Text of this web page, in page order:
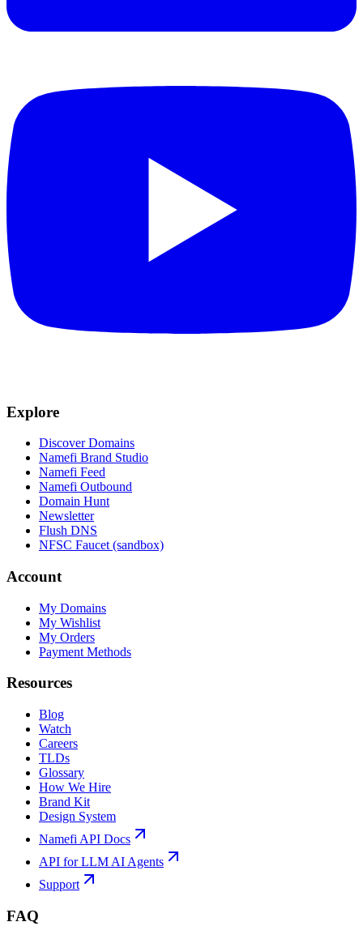
Explore
Discover Domains
Namefi Brand Studio
Namefi Feed
Namefi Outbound
Domain Hunt
Newsletter
Flush DNS
NFSC Faucet (sandbox)
Account
My Domains
My Wishlist
My Orders
Payment Methods
Resources
Blog
Watch
Careers
TLDs
Glossary
How We Hire
Brand Kit
Design System
Namefi API Docs
API for LLM AI Agents
Support
FAQ